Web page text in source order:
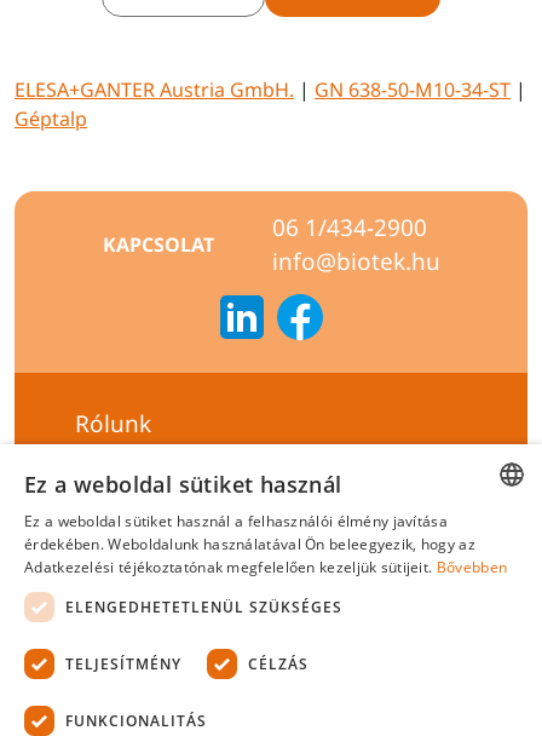
ELESA+GANTER Austria GmbH. | GN 638-50-M10-34-ST |
Géptalp
KAPCSOLAT
06 1/434-2900
info@biotek.hu
Rólunk
Hírlevél feliratkozás
Általános szerződési feltételek
Adatvédelmi tájékoztató
Felelősségvállalási nyilatkozat
Tanúsítványok
ENGLISH
Ez a weboldal sütiket használ
Ez a weboldal sütiket használ a felhasználói élmény javítása
érdekében. Weboldalunk használatával Ön beleegyezik, hogy az
Adatkezelési téjékoztatónak megfelelően kezeljük sütijeit. Bővebben
ELENGEDHETETLENÜL SZÜKSÉGES
TELJESÍTMÉNY CÉLZÁS
FUNKCIONALITÁS